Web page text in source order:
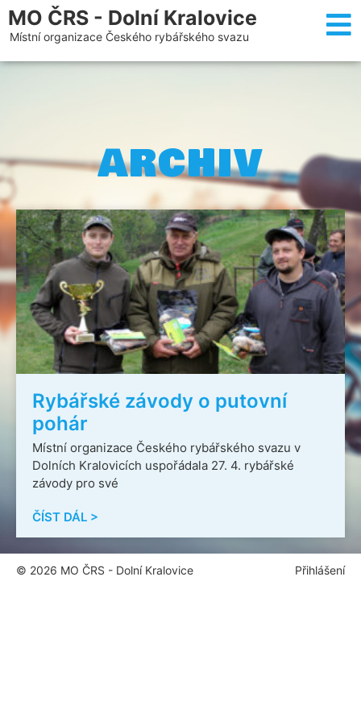
MO ČRS - Dolní Kralovice
Místní organizace Českého rybářského svazu
ARCHIV
Rybářské závody o putovní
pohár
Místní organizace Českého rybářského svazu v
Dolních Kralovicích uspořádala 27. 4. rybářské
závody pro své
ČÍST DÁL >
© 2026 MO ČRS - Dolní Kralovice Přihlášení